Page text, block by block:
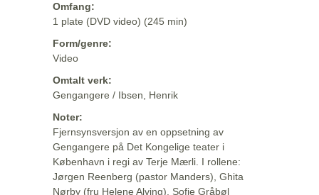
Omfang:
1 plate (DVD video) (245 min)
Form/genre:
Video
Omtalt verk:
Gengangere / Ibsen, Henrik
Noter:
Fjernsynsversjon av en oppsetning av
Gengangere på Det Kongelige teater i
København i regi av Terje Mærli. I rollene:
Jørgen Reenberg (pastor Manders), Ghita
Nørby (fru Helene Alving), Sofie Gråbøl